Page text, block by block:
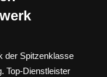
der Spitzenklasse
Top-Dienstleister